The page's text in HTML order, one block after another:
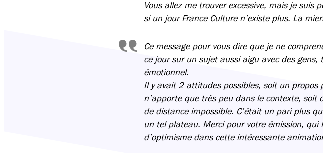
Vous allez me trouver excessive, mais je suis
si un jour France Culture n’existe plus. La
Ce message pour vous dire que je ne
ce jour sur un sujet aussi aigu avec des
émotionnel.
Il y avait 2 attitudes possibles, soit un
n’apporte que très peu dans le contexte, soit
de distance impossible. C’était un pari plus
un tel plateau. Merci pour votre émission,
d’optimisme dans cette intéressante